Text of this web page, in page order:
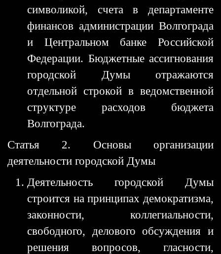
символикой, счета в департаменте
финансов администрации Волгограда
и Центральном банке Российской
Федерации. Бюджетные ассигнования
городской Думы отражаются
отдельной строкой в ведомственной
структуре расходов бюджета
Волгограда.
Статья 2. Основы организации
деятельности городской Думы
Деятельность городской Думы
строится на принципах демократизма,
законности, коллегиальности,
свободного, делового обсуждения и
решения вопросов, гласности,